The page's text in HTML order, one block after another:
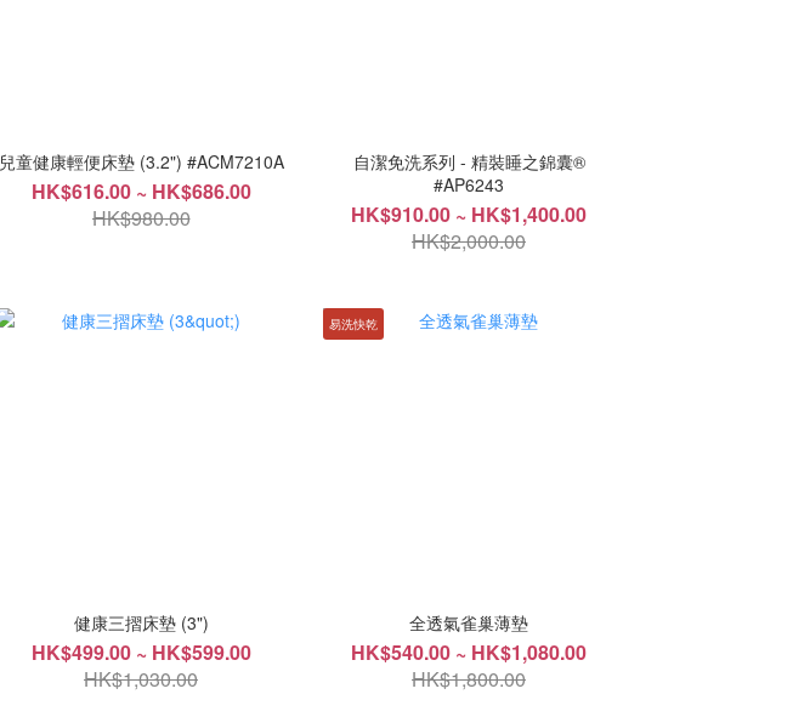
兒童健康輕便床墊 (3.2") #ACM7210A
HK$616.00 ~ HK$686.00
HK$980.00
自潔免洗系列 - 精裝睡之錦囊®
#AP6243
HK$910.00 ~ HK$1,400.00
HK$2,000.00
健康三摺床墊 (3")
HK$499.00 ~ HK$599.00
HK$1,030.00
易洗快乾
全透氣雀巢薄墊
HK$540.00 ~ HK$1,080.00
HK$1,800.00